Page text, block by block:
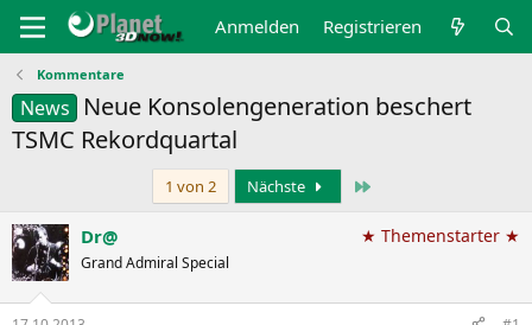
Anmelden Registrieren
Kommentare
News
Neue Konsolengeneration beschert
TSMC Rekordquartal
1 von 2 Nächste
Dr@
Grand Admiral Special
★ Themenstarter ★